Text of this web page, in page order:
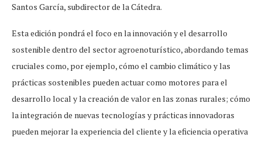
Santos García, subdirector de la Cátedra.
Esta edición pondrá el foco en la innovación y el desarrollo
sostenible dentro del sector agroenoturístico, abordando temas
cruciales como, por ejemplo, cómo el cambio climático y las
prácticas sostenibles pueden actuar como motores para el
desarrollo local y la creación de valor en las zonas rurales; cómo
la integración de nuevas tecnologías y prácticas innovadoras
pueden mejorar la experiencia del cliente y la eficiencia operativa